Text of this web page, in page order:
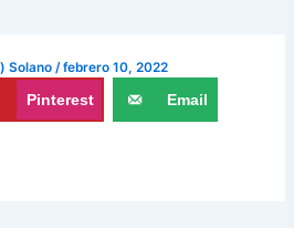
Solano/febrero 10, 2022
Pinterest Email